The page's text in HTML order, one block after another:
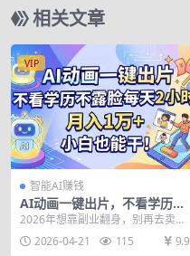
相关文章
VIP
智能AI赚钱
AI动画一键出片，不看学历不
露脸每天2小时，月入1万+，
小白也能干！
2026年想靠副业翻身，别再去卖力
气干体力活了！ 现在AI动画就是普
通人的新风口...
2026-04-21 115 9.9